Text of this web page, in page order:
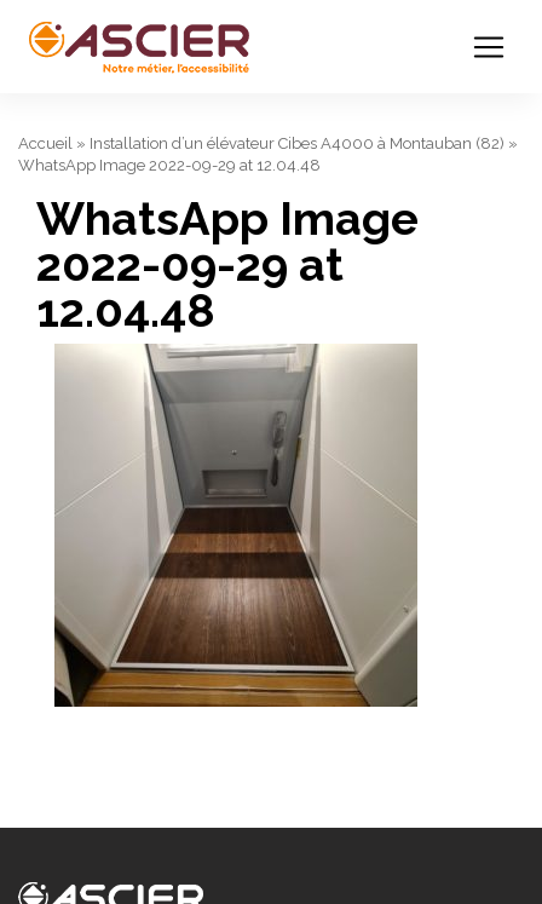
Accueil » Installation d’un élévateur Cibes A4000 à Montauban (82) »
WhatsApp Image 2022-09-29 at 12.04.48
WhatsApp Image
2022-09-29 at
12.04.48